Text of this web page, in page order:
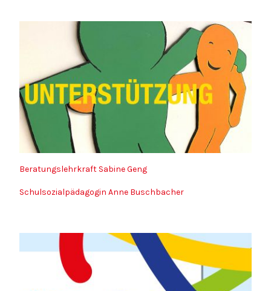
Beratungslehrkraft Sabine Geng
Schulsozialpädagogin Anne Buschbacher